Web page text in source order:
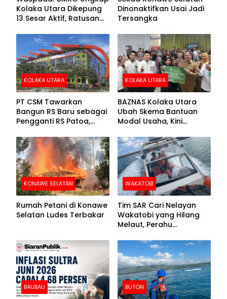
Kolaka Utara Dikepung
13 Sesar Aktif, Ratusan
Dinonaktifkan Usai Jadi
Tersangka
KOLAKA UTARA
PT CSM Tawarkan
Bangun RS Baru sebagai
Pengganti RS Patoa,
Kolut
KOLAKA UTARA
BAZNAS Kolaka Utara
Ubah Skema Bantuan
Modal Usaha, Kini
Barang Senilai Rp419,5
Juta
KONAWE SELATAN
Rumah Petani di Konawe
Selatan Ludes Terbakar
WAKATOBI
Tim SAR Cari Nelayan
Wakatobi yang Hilang
Melaut, Perahu
Kemasukan Air
BAUBAU BUTON